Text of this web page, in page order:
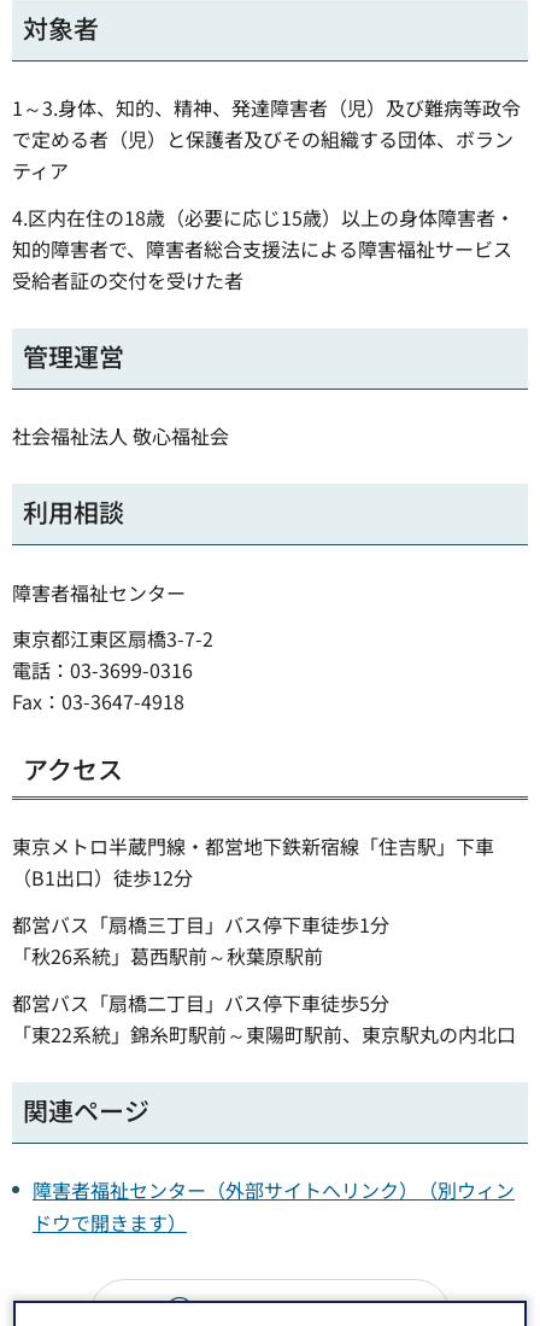
対象者
1～3.身体、知的、精神、発達障害者（児）及び難病等政令
で定める者（児）と保護者及びその組織する団体、ボラン
ティア
4.区内在住の18歳（必要に応じ15歳）以上の身体障害者・
知的障害者で、障害者総合支援法による障害福祉サービス
受給者証の交付を受けた者
管理運営
社会福祉法人 敬心福祉会
利用相談
障害者福祉センター
東京都江東区扇橋3-7-2
電話：03-3699-0316
Fax：03-3647-4918
アクセス
東京メトロ半蔵門線・都営地下鉄新宿線「住吉駅」下車
（B1出口）徒歩12分
都営バス「扇橋三丁目」バス停下車徒歩1分
「秋26系統」葛西駅前～秋葉原駅前
都営バス「扇橋二丁目」バス停下車徒歩5分
「東22系統」錦糸町駅前～東陽町駅前、東京駅丸の内北口
関連ページ
障害者福祉センター（外部サイトへリンク）（別ウィン
ドウで開きます）